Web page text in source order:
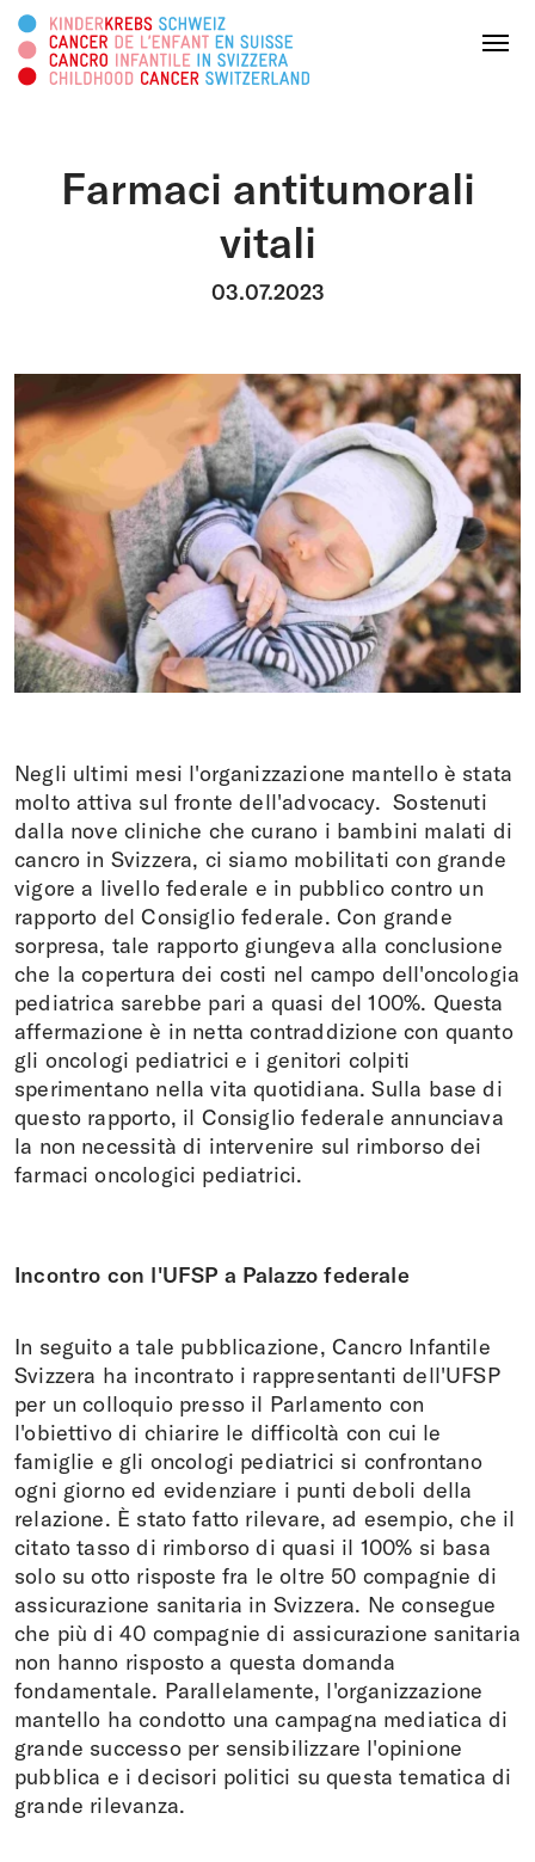
Menu
Survivorship
Piattaforma informativa
Fare una donazione
DONATE ORA
IT DE FR EN
Cercare in questa pagina
Farmaci antitumorali
vitali
03.07.2023
Negli ultimi mesi l'organizzazione mantello è stata
molto attiva sul fronte dell'advocacy. Sostenuti
dalla nove cliniche che curano i bambini malati di
cancro in Svizzera, ci siamo mobilitati con grande
vigore a livello federale e in pubblico contro un
rapporto del Consiglio federale. Con grande
sorpresa, tale rapporto giungeva alla conclusione
che la copertura dei costi nel campo dell'oncologia
pediatrica sarebbe pari a quasi del 100%. Questa
affermazione è in netta contraddizione con quanto
gli oncologi pediatrici e i genitori colpiti
sperimentano nella vita quotidiana. Sulla base di
questo rapporto, il Consiglio federale annunciava
la non necessità di intervenire sul rimborso dei
farmaci oncologici pediatrici.
Incontro con l'UFSP a Palazzo federale
In seguito a tale pubblicazione, Cancro Infantile
Svizzera ha incontrato i rappresentanti dell'UFSP
per un colloquio presso il Parlamento con
l'obiettivo di chiarire le difficoltà con cui le
famiglie e gli oncologi pediatrici si confrontano
ogni giorno ed evidenziare i punti deboli della
relazione. È stato fatto rilevare, ad esempio, che il
citato tasso di rimborso di quasi il 100% si basa
solo su otto risposte fra le oltre 50 compagnie di
assicurazione sanitaria in Svizzera. Ne consegue
che più di 40 compagnie di assicurazione sanitaria
non hanno risposto a questa domanda
fondamentale. Parallelamente, l'organizzazione
mantello ha condotto una campagna mediatica di
grande successo per sensibilizzare l'opinione
pubblica e i decisori politici su questa tematica di
grande rilevanza.